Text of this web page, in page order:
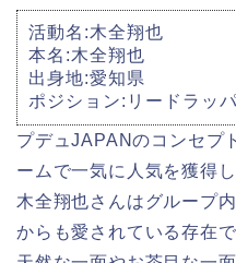
活動名:木全翔也
本名:木全翔也
出身地:愛知県
ポジション:リードラッ
プデュJAPANのコンセプ
ームで一気に人気を獲得
木全翔也さんはグループ
からも愛されている存在で